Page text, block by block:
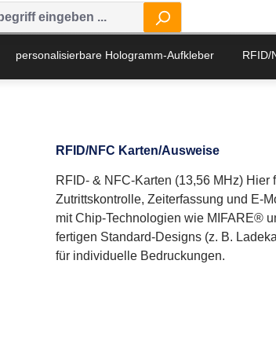
personalisierbare Hologramm-Aufkleber RFID/
RFID/NFC Karten/Ausweise
RFID- & NFC-Karten (13,56 MHz)
Zutrittskontrolle, Zeiterfassung und E-
mit Chip-Technologien wie MIFARE®
fertigen Standard-Designs (z. B.
für individuelle Bedruckungen.